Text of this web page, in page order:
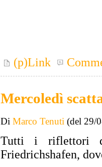
(p)Link
Mercoledì
Di Marco Tenuti (del 29/
Tutti i riflettori
Friedrichshafen,